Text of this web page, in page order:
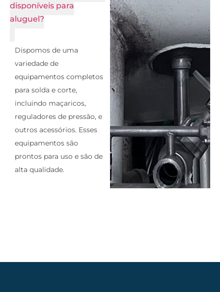
disponíveis para
aluguel?
Dispomos de uma
variedade de
equipamentos completos
para solda e corte,
incluindo maçaricos,
reguladores de pressão, e
outros acessórios. Esses
equipamentos são
prontos para uso e são de
alta qualidade.